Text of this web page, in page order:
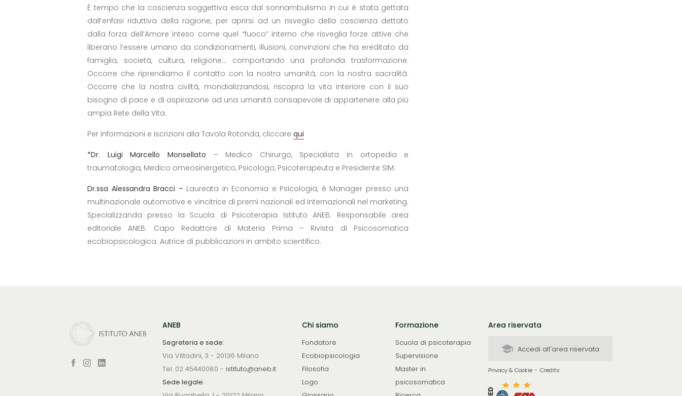
È tempo che la coscienza soggettiva esca dal sonnambulismo in cui è stata gettata
dall’enfasi riduttiva della ragione, per aprirsi ad un risveglio della coscienza dettato
dalla forza dell’Amore inteso come quel “fuoco” interno che risveglia forze attive che
liberano l’essere umano da condizionamenti, illusioni, convinzioni che ha ereditato da
famiglia, società, cultura, religione… comportando una profonda trasformazione.
Occorre che riprendiamo il contatto con la nostra umanità, con la nostra sacralità.
Occorre che la nostra civiltà, mondializzandosi, riscopra la vita interiore con il suo
bisogno di pace e di aspirazione ad una umanità consapevole di appartenere alla più
ampia Rete della Vita.
Per informazioni e iscrizioni alla Tavola Rotonda, cliccare qui
*Dr. Luigi Marcello Monsellato – Medico Chirurgo, Specialista in ortopedia e
traumatologia, Medico omeosinergetico, Psicologo, Psicoterapeuta e Presidente SIM.
Dr.ssa Alessandra Bracci – Laureata in Economia e Psicologia, è Manager presso una
multinazionale automotive e vincitrice di premi nazionali ed internazionali nel marketing.
Specializzanda presso la Scuola di Psicoterapia Istituto ANEB. Responsabile area
editoriale ANEB. Capo Redattore di Materia Prima – Rivista di Psicosomatica
ecobiopsicologica. Autrice di pubblicazioni in ambito scientifico.
ANEB
Segreteria e sede:
Via Vittadini, 3 - 20136 Milano
Tel. 02 45440080 - istituto@aneb.it
Sede legale:
Chi siamo
Fondatore
Ecobiopsicologia
Filosofia
Logo
Formazione
Scuola di psicoterapia
Supervisione
Master in
psicosomatica
Area riservata
Accedi all'area riservata
Privacy & Cookie- Credits